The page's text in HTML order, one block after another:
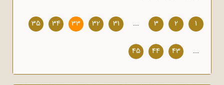
1
2
3
...
31
32
33
34
35
...
43
44
45